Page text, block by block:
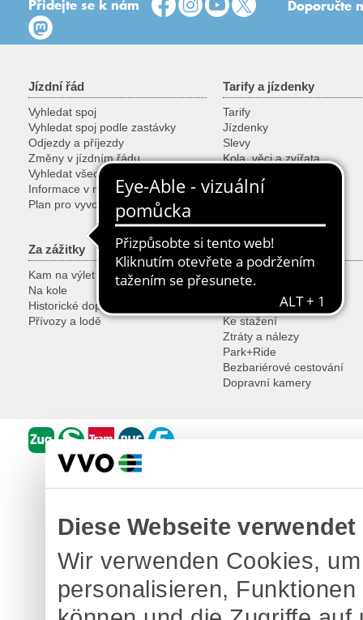
Diese Webseite
Wir verwenden Cookies,
personalisieren,
Přidejte se k nám Doporučte
Jízdní řád
Vyhledat spoj
Vyhledat spoj podle zastávky
Odjezdy a příjezdy
Změny v jízdním řádu
Vyhledat všechny spoje
Informace v mobilu
Plan pro vyvojare
Tarify a jízdenky
Tarify
Jízdenky
Slevy
Kola, věci a zvířata
Speciální jízdenky
Za zážitky
Kam na výlet
Na kole
Historické dopravní prostředky
Přívozy a lodě
Služby
Zákaznická centra
Nadstandardní záruky
Ke stažení
Ztráty a nálezy
Park+Ride
Bezbariérové cestování
Dopravní kamery